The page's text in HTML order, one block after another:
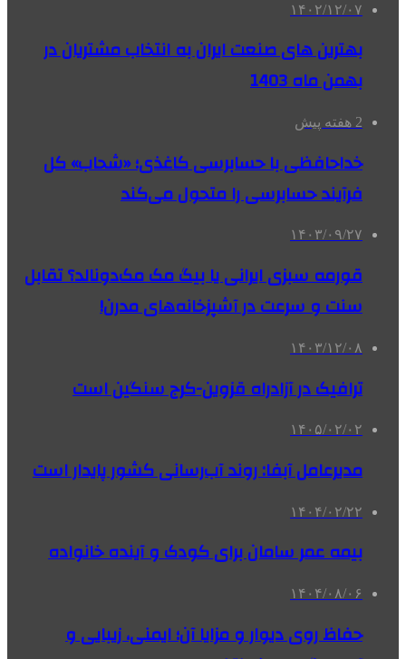
۱۴۰۲/۱۲/۰۷
بهترین های صنعت ایران به انتخاب مشتریان در
بهمن ماه 1403
2 هفته پیش
خداحافظی با حسابرسی کاغذی؛ «شحاب» کل
فرآیند حسابرسی را متحول می‌کند
۱۴۰۳/۰۹/۲۷
قورمه سبزی ایرانی یا بیگ مک مک‌دونالد؟ تقابل
سنت و سرعت در آشپزخانه‌های مدرن!
۱۴۰۳/۱۲/۰۸
ترافیک در آزادراه قزوین-کرج سنگین است
۱۴۰۵/۰۲/۰۲
مدیرعامل آبفا: روند آب‌رسانی کشور پایدار است
۱۴۰۴/۰۲/۲۲
بیمه عمر سامان برای کودک و آینده خانواده
۱۴۰۴/۰۸/۰۶
حفاظ روی دیوار و مزایا آن؛ ایمنی، زیبایی و